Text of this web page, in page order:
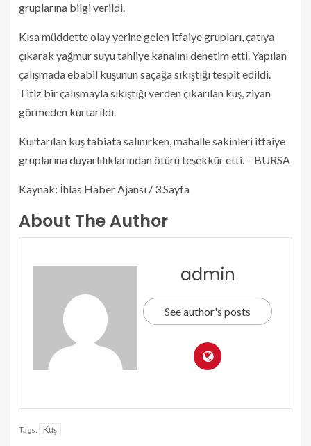
gruplarına bilgi verildi.
Kısa müddette olay yerine gelen itfaiye grupları, çatıya
çıkarak yağmur suyu tahliye kanalını denetim etti. Yapılan
çalışmada ebabil kuşunun saçağa sıkıştığı tespit edildi.
Titiz bir çalışmayla sıkıştığı yerden çıkarılan kuş, ziyan
görmeden kurtarıldı.
Kurtarılan kuş tabiata salınırken, mahalle sakinleri itfaiye
gruplarına duyarlılıklarından ötürü teşekkür etti. – BURSA
Kaynak: İhlas Haber Ajansı / 3.Sayfa
About The Author
admin
See author's posts
Tags: Kuş